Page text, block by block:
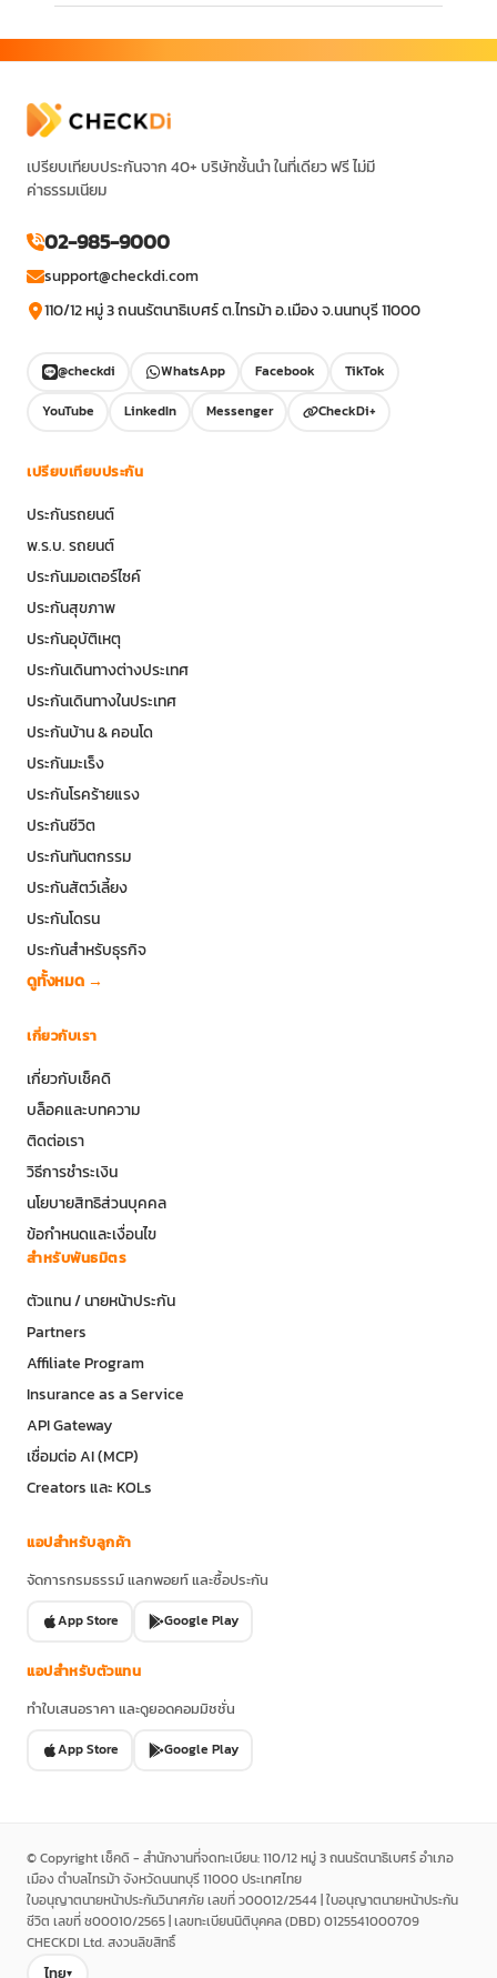
เปรียบเทียบประกันจาก 40+ บริษัทชั้นนำ ในที่เดียว ฟรี ไม่มี
ค่าธรรมเนียม
02-985-9000
support@checkdi.com
110/12 หมู่ 3 ถนนรัตนาธิเบศร์ ต.ไทรม้า อ.เมือง จ.นนทบุรี 11000
@checkdi WhatsApp Facebook
TikTok
YouTube
LinkedIn Messenger CheckDi+
เปรียบเทียบประกัน
ประกันรถยนต์
พ.ร.บ. รถยนต์
ประกันมอเตอร์ไซค์
ประกันสุขภาพ
ประกันอุบัติเหตุ
ประกันเดินทางต่างประเทศ
ประกันเดินทางในประเทศ
ประกันบ้าน & คอนโด
ประกันมะเร็ง
ประกันโรคร้ายแรง
ประกันชีวิต
ประกันทันตกรรม
ประกันสัตว์เลี้ยง
ประกันโดรน
ประกันสำหรับธุรกิจ
ดูทั้งหมด →
เกี่ยวกับเรา
เกี่ยวกับเช็คดิ
บล็อคและบทความ
ติดต่อเรา
วิธีการชำระเงิน
นโยบายสิทธิส่วนบุคคล
ข้อกำหนดและเงื่อนไข
สำหรับพันธมิตร
ตัวแทน / นายหน้าประกัน
Partners
Affiliate Program
Insurance as a Service
API Gateway
เชื่อมต่อ AI (MCP)
Creators และ KOLs
แอปสำหรับลูกค้า
จัดการกรมธรรม์ แลกพอยท์ และซื้อประกัน
App Store Google Play
แอปสำหรับตัวแทน
ทำใบเสนอราคา และดูยอดคอมมิชชั่น
App Store Google Play
© Copyright เช็คดิ - สำนักงานที่จดทะเบียน: 110/12 หมู่ 3 ถนนรัตนาธิเบศร์ อำเภอ
เมือง ตำบลไทรม้า จังหวัดนนทบุรี 11000 ประเทศไทย
ใบอนุญาตนายหน้าประกันวินาศภัย เลขที่ ว00012/2544 | ใบอนุญาตนายหน้าประกัน
ชีวิต เลขที่ ช00010/2565 | เลขทะเบียนนิติบุคคล (DBD) 0125541000709
CHECKDI Ltd. สงวนลิขสิทธิ์
ไทย